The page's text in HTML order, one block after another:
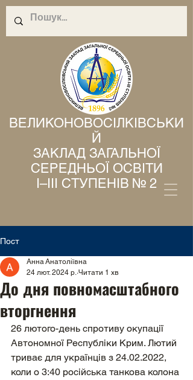
ВЕЛИКОНОВОСІЛКІВСЬКИ
Й
ЗАКЛАД ЗАГАЛЬНОЇ
СЕРЕДНЬОЇ ОСВІТИ
І–ІІІ СТУПЕНІВ № 2
Пост
До дня повномасштабного
вторгнення
Анна Анатоліївна
24 лют. 2024 р. Читати 1 хв
26 лютого-день спротиву окупації
Автономної Республіки Крим. Лютий
триває для українців з 24.02.2022,
коли о 3:40 російська танкова колона